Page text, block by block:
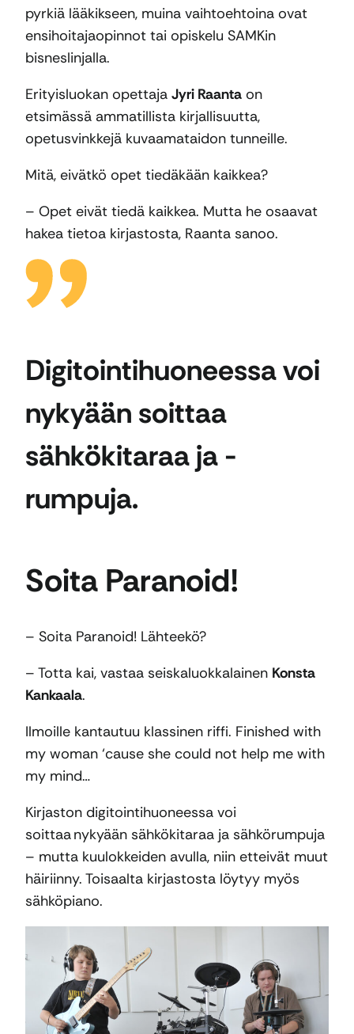
pyrkiä lääkikseen, muina vaihtoehtoina ovat
ensihoitajaopinnot tai opiskelu SAMKin
bisneslinjalla.
Erityisluokan opettaja Jyri Raanta on
etsimässä ammatillista kirjallisuutta,
opetusvinkkejä kuvaamataidon tunneille.
Mitä, eivätkö opet tiedäkään kaikkea?
– Opet eivät tiedä kaikkea. Mutta he osaavat
hakea tietoa kirjastosta, Raanta sanoo.
Digitointihuoneessa voi
nykyään soittaa
sähkökitaraa ja -
rumpuja.
Soita Paranoid!
– Soita Paranoid! Lähteekö?
– Totta kai, vastaa seiskaluokkalainen Konsta
Kankaala.
Ilmoille kantautuu klassinen riffi. Finished with
my woman ‘cause she could not help me with
my mind…
Kirjaston digitointihuoneessa voi
soittaa nykyään sähkökitaraa ja sähkörumpuja
– mutta kuulokkeiden avulla, niin etteivät muut
häiriinny. Toisaalta kirjastosta löytyy myös
sähköpiano.